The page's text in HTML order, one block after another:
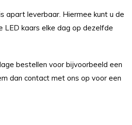
apart leverbaar. Hiermee kunt u de
LED kaars elke dag op dezelfde
bestellen voor bijvoorbeeld een
dan contact met ons op voor een